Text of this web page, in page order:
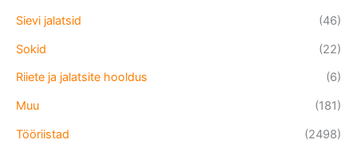
Sievi jalatsid
(46)
Sokid
(22)
Riiete ja jalatsite hooldus
(6)
Muu
(181)
Tööriistad
(2498)